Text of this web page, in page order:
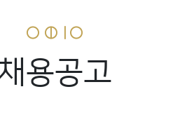
용공고